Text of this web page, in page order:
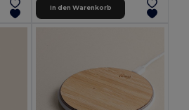
In den Warenkorb